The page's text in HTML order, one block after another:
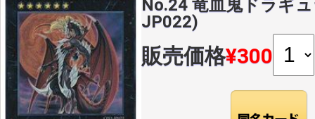
No.24 竜血鬼ドラギ
JP022)
販売価格¥300